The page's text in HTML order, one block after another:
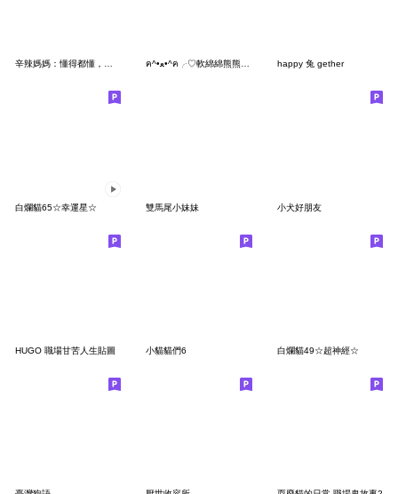
辛辣媽媽：懂得都懂，哭笑都用 ฅ^•ﻌ•^ฅ╭♡軟綿綿熊熊貓快來陪我 happy 兔 gether
白爛貓65☆幸運星☆ 雙馬尾小妹妹 小犬好朋友
HUGO 職場甘苦人生貼圖 小貓貓們6 白爛貓49☆超神經☆